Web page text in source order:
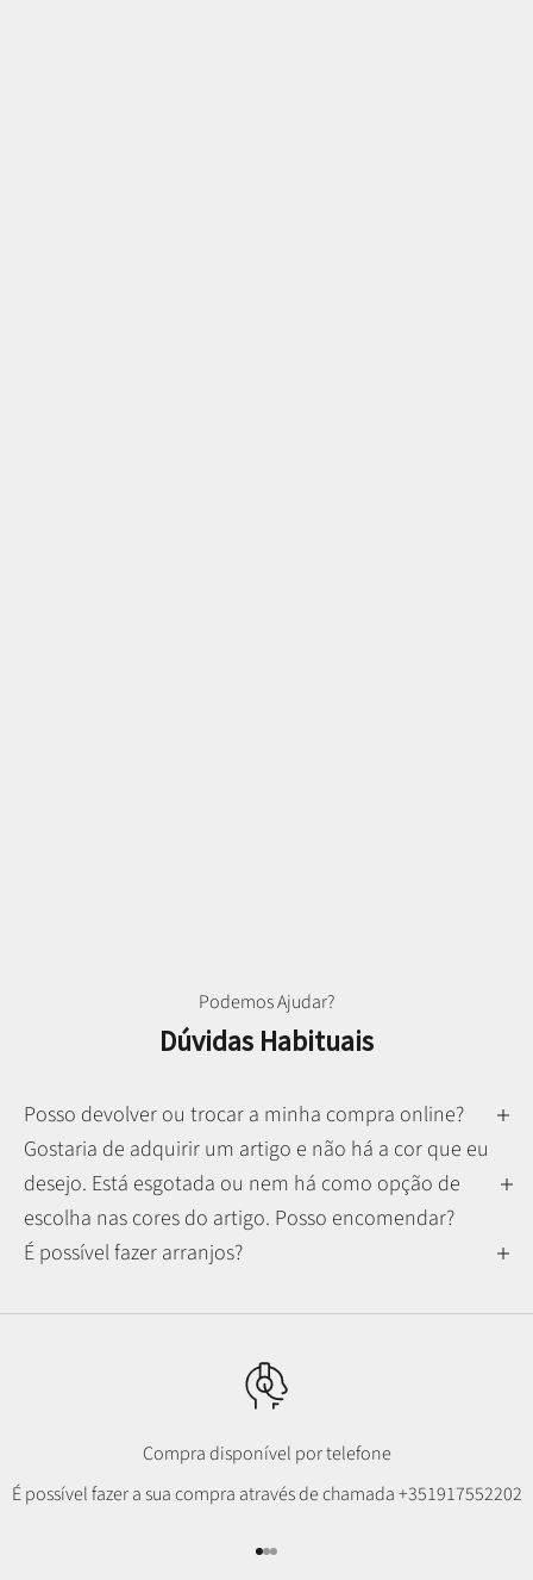
Podemos Ajudar?
Dúvidas Habituais
Posso devolver ou trocar a minha compra online?
Gostaria de adquirir um artigo e não há a cor que eu
desejo. Está esgotada ou nem há como opção de
escolha nas cores do artigo. Posso encomendar?
É possível fazer arranjos?
Compra disponível por telefone
É possível fazer a sua compra através de chamada+351917552202
Ir para item 1
Ir para item 2
Ir para item 3